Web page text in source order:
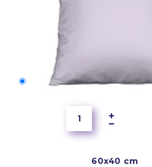
40x40 cm
60x40 cm